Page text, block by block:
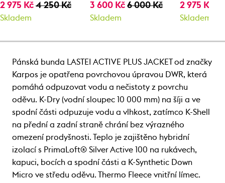
2 975 Kč 4 250 Kč
Skladem
3 600 Kč6 000 Kč
Skladem
2 975 Kč
Skladem
Pánská bunda LASTEI ACTIVE PLUS JACKET od značky
Karpos je opatřena povrchovou úpravou DWR, která
pomáhá odpuzovat vodu a nečistoty z povrchu
oděvu. K-Dry (vodní sloupec 10 000 mm) na šíji a ve
spodní části odpuzuje vodu a vlhkost, zatímco K-Shell
na přední a zadní straně chrání bez výrazného
omezení prodyšnosti. Teplo je zajištěno hybridní
izolací s PrimaLoft® Silver Active 100 na rukávech,
kapuci, bocích a spodní části a K-Synthetic Down
Micro ve středu oděvu. Thermo Fleece vnitřní límec.